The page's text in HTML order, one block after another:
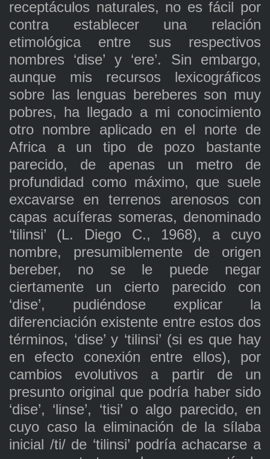
receptáculos naturales, no es fácil por
contra establecer una relación
etimológica entre sus respectivos
nombres ‘dise’ y ‘ere’. Sin embargo,
aunque mis recursos lexicográficos
sobre las lenguas bereberes son muy
pobres, ha llegado a mi conocimiento
otro nombre aplicado en el norte de
Africa a un tipo de pozo bastante
parecido, de apenas un metro de
profundidad como máximo, que suele
excavarse en terrenos arenosos con
capas acuíferas someras, denominado
‘tilinsi’ (L. Diego C., 1968), a cuyo
nombre, presumiblemente de origen
bereber, no se le puede negar
ciertamente un cierto parecido con
‘dise’, pudiéndose explicar la
diferenciación existente entre estos dos
términos, ‘dise’ y ‘tilinsi’ (si es que hay
en efecto conexión entre ellos), por
cambios evolutivos a partir de un
presunto original que podría haber sido
‘dise’, ‘linse’, ‘tisi’ o algo parecido, en
cuyo caso la eliminación de la sílaba
inicial /ti/ de ‘tilinsi’ podría achacarse a